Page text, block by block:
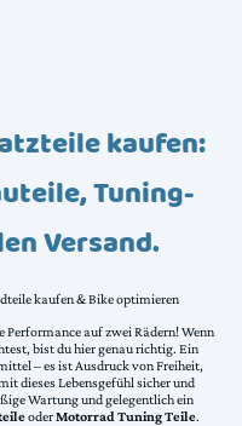
kaufen:
Tuning-
Versand.
kaufen & Bike optimieren
auf zwei Rädern! Wenn
bist du hier genau richtig. Ein
– es ist Ausdruck von Freiheit,
dieses Lebensgefühl sicher und
Wartung und gelegentlich ein
oderMotorrad Tuning Teile.